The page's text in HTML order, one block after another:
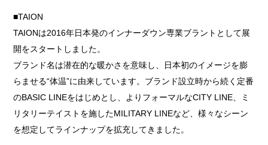
■TAION
TAIONは2016年日本発のインナーダウン専業ブラントとして展
開をスタートしました。
ブランド名は潜在的な暖かさを意味し、日本初のイメージを膨
らませる“体温”に由来しています。ブランド設立時から続く定番
のBASIC LINEをはじめとし、よりフォーマルなCITY LINE、ミ
リタリーテイストを施したMILITARY LINEなど、様々なシーン
を想定してラインナップを拡充してきました。